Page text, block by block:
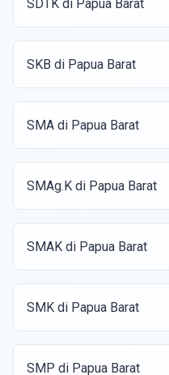
SDTK di Papua Barat
SKB di Papua Barat
SMA di Papua Barat
SMAg.K di Papua Barat
SMAK di Papua Barat
SMK di Papua Barat
SMP di Papua Barat